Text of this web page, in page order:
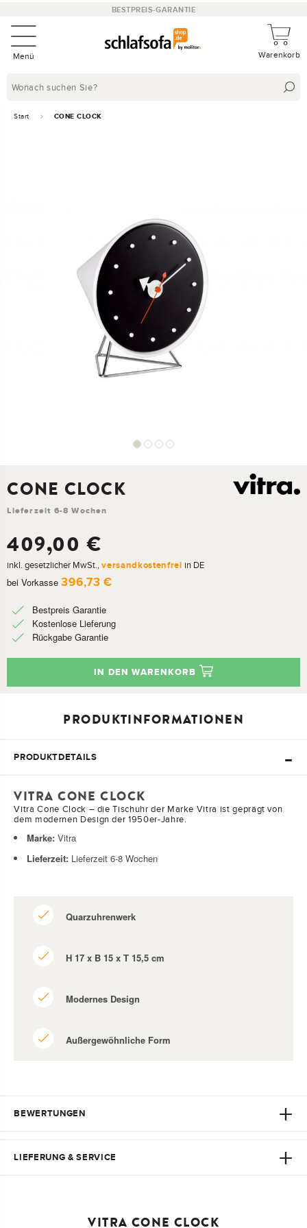
BESTPREIS-GARANTIE
Menü Warenkorb
Start CONE CLOCK
CONE CLOCK
409,00 €
inkl. gesetzlicher MwSt.,versandkostenfrei in DE
bei Vorkasse 396,73 €
Bestpreis Garantie
Kostenlose Lieferung
Rückgabe Garantie
IN DEN WARENKORB
PRODUKTINFORMATIONEN
PRODUKTDETAILS
VITRA CONE CLOCK
Vitra Cone Clock – die Tischuhr der Marke Vitra ist geprägt von
dem modernen Design der 1950er-Jahre.
Marke: Vitra
Lieferzeit: Lieferzeit 6-8 Wochen
Quarzuhrenwerk
H 17 x B 15 x T 15,5 cm
Modernes Design
Außergewöhnliche Form
BEWERTUNGEN
LIEFERUNG & SERVICE
VITRA CONE CLOCK